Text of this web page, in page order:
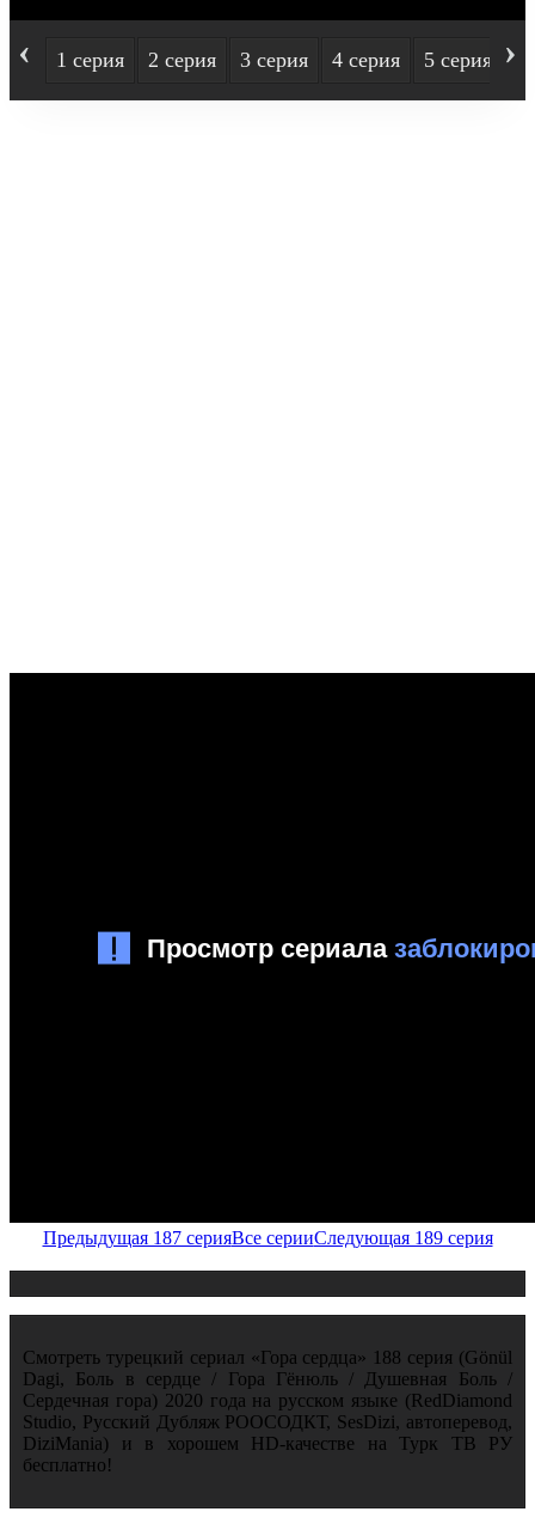
‹ 1 серия 2 серия 3 серия 4 серия 5 серия ›
Предыдущая 187 серияВсе серииСледующая 189 серия
Смотреть турецкий сериал «Гора сердца» 188 серия (Gönül
Dagi, Боль в сердце / Гора Гёнюль / Душевная Боль /
Сердечная гора) 2020 года на русском языке (RedDiamond
Studio, Русский Дубляж РООСОДКТ, SesDizi, автоперевод,
DiziMania) и в хорошем HD-качестве на Турк ТВ РУ
бесплатно!